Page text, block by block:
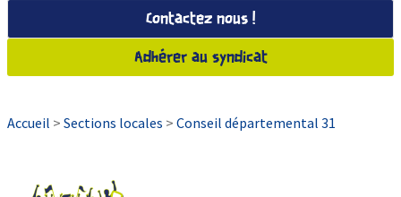
Contactez nous !
Adhérer au syndicat
Accueil > Sections locales > Conseil départemental 31